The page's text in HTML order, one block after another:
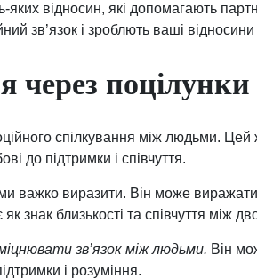
відносин, які допомагають
зв’язок і зроблють ваші
через поцілунки
спілкування між людьми.
до підтримки і співчуття.
важко виразити. Він може
як знак близькості та співчуття між
зв’язок між людьми. Він
і розуміння.